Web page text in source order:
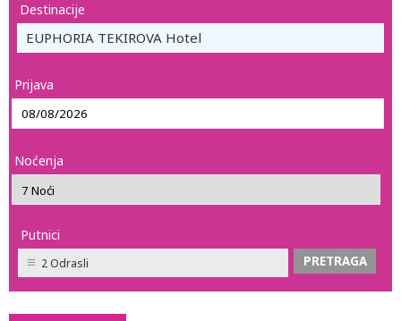
Destinacije
EUPHORIA TEKIROVA Hotel
Prijava
Noćenja
Putnici
2 Odrasli